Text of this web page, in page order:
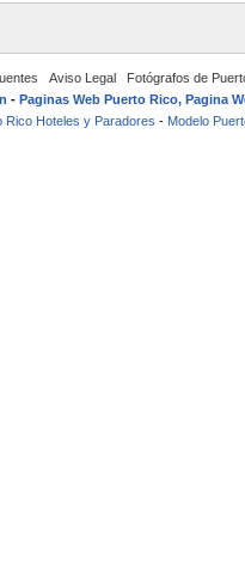
Aviso Legal Fotógrafos de
- Paginas Web Puerto Rico, Pagina
Rico Hoteles y Paradores - Modelo